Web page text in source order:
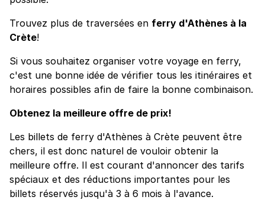
Trouvez plus de traversées en ferry d'Athènes à la
Crète!
Si vous souhaitez organiser votre voyage en ferry,
c'est une bonne idée de vérifier tous les itinéraires et
horaires possibles afin de faire la bonne combinaison.
Obtenez la meilleure offre de prix!
Les billets de ferry d'Athènes à Crète peuvent être
chers, il est donc naturel de vouloir obtenir la
meilleure offre. Il est courant d'annoncer des tarifs
spéciaux et des réductions importantes pour les
billets réservés jusqu'à 3 à 6 mois à l'avance.